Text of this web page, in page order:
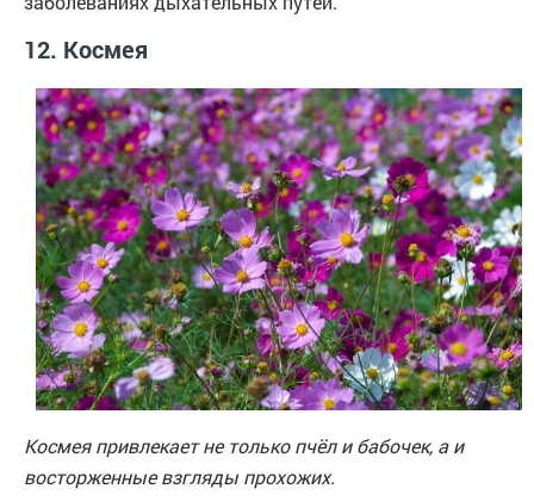
12. Космея
Космея привлекает не только пчёл и бабочек, а и
восторженные взгляды прохожих.